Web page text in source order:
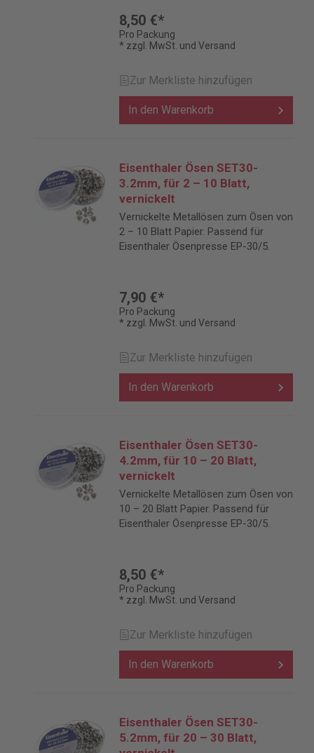
8,50 €*
Pro Packung
* zzgl. MwSt. und Versand
Zur Merkliste hinzufügen
In den Warenkorb
Eisenthaler Ösen SET30-
3.2mm, für 2 – 10 Blatt,
vernickelt
Vernickelte Metallösen zum Ösen von
2 – 10 Blatt Papier. Passend für
Eisenthaler Ösenpresse EP-30/5.
7,90 €*
Pro Packung
* zzgl. MwSt. und Versand
Zur Merkliste hinzufügen
In den Warenkorb
Eisenthaler Ösen SET30-
4.2mm, für 10 – 20 Blatt,
vernickelt
Vernickelte Metallösen zum Ösen von
10 – 20 Blatt Papier. Passend für
Eisenthaler Ösenpresse EP-30/5.
8,50 €*
Pro Packung
* zzgl. MwSt. und Versand
Zur Merkliste hinzufügen
In den Warenkorb
Eisenthaler Ösen SET30-
5.2mm, für 20 – 30 Blatt,